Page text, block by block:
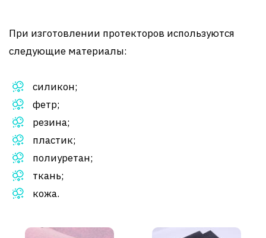
При изготовлении протекторов используются
следующие материалы:
силикон;
фетр;
резина;
пластик;
полиуретан;
ткань;
кожа.